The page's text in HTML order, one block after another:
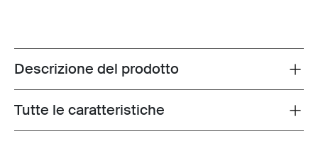
Toggle overview
Descrizione del prodotto
Toggle features
Tutte le caratteristiche